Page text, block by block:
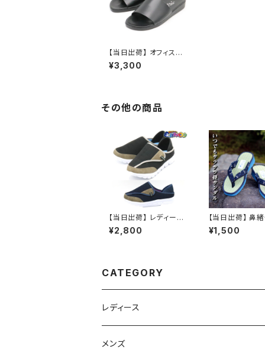
【当日出荷】 オフィスサ
ンダル レディース ヘッ
プ つっかけ サンダル オ
¥3,300
その他の商品
【当日出荷】 レディース
介護シューズ クロッグ
サンダル スリッパ 4127
¥2,800
【当日出荷】 鼻
畳サンダル 草履
たたみ 日本製
おすすめ オシャ
¥1,500
CATEGORY
レディース
スニーカー
メンズ